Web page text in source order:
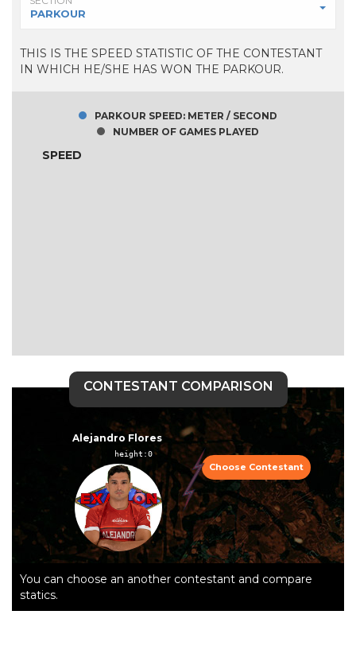
PARKOUR
THIS IS THE SPEED STATISTIC OF THE CONTESTANT
IN WHICH HE/SHE HAS WON THE PARKOUR.
PARKOUR SPEED: METER / SECOND
NUMBER OF GAMES PLAYED
SPEED
CONTESTANT COMPARISON
Alejandro Flores
height:0
Choose Contestant
You can choose an another contestant and compare
statics.